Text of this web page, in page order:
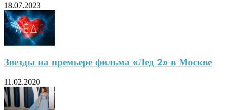
18.07.2023
Звезды на премьере фильма «Лед 2» в Москве
11.02.2020